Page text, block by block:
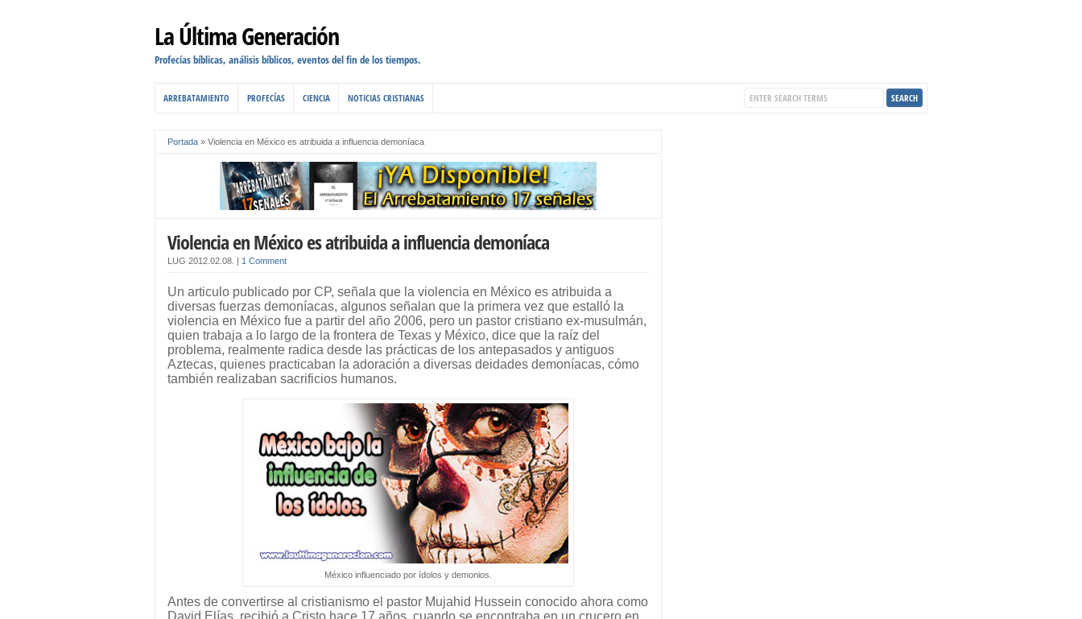
La Última Generación
Profecías bíblicas, análisis bíblicos, eventos del fin de los tiempos.
ARREBATAMIENTO PROFECÍAS CIENCIA NOTICIAS CRISTIANAS
Portada » Violencia en México es atribuida a influencia demoníaca
Violencia en México es atribuida a influencia demoníaca
LUG 2012.02.08. | 1 Comment
Un articulo publicado por CP, señala que la violencia en México es atribuida a
diversas fuerzas demoníacas, algunos señalan que la primera vez que estalló la
violencia en México fue a partir del año 2006, pero un pastor cristiano ex-musulmán,
quien trabaja a lo largo de la frontera de Texas y México, dice que la raíz del
problema, realmente radica desde las prácticas de los antepasados y antiguos
Aztecas, quienes practicaban la adoración a diversas deidades demoníacas, cómo
también realizaban sacrificios humanos.
México influenciado por ídolos y demonios.
Antes de convertirse al cristianismo el pastor Mujahid Hussein conocido ahora como
David Elías, recibió a Cristo hace 17 años, cuando se encontraba en un crucero en